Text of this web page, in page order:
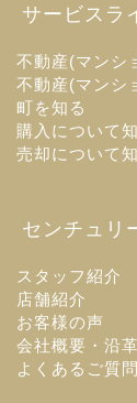
サービスラ
不動産(マンシ
不動産(マンシ
町を知る
購入について
売却について
センチュリ
スタッフ紹介
店舗紹介
お客様の声
会社概要・沿革
よくあるご質問